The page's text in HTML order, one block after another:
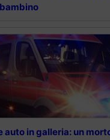
auto in galleria: un